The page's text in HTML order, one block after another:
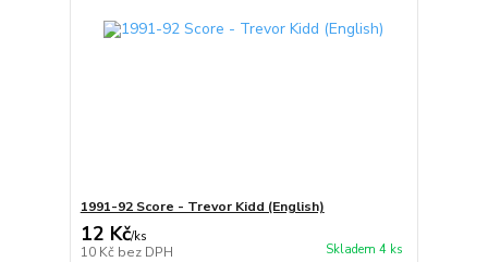
1991-92 Score - Trevor Kidd (English)
12 Kč/ks
10 Kč bez DPH Skladem 4 ks